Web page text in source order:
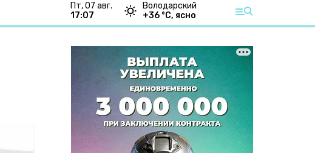
пт, 07 авг.
17:07
Володарский
+36 °С, ясно